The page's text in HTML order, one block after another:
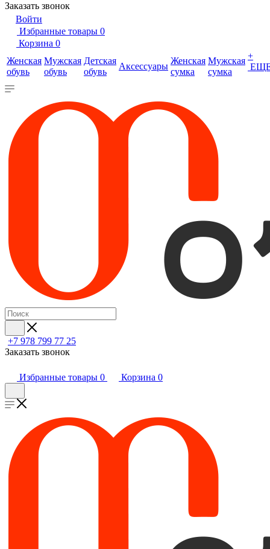
Заказать звонок
Войти
Избранные товары 0
Корзина 0
Женская
обувь
Мужская
обувь
Детская
обувь
Аксессуары
Женская
сумка
Мужская
сумка
+
+7 978 799 77 25
Заказать звонок
Избранные товары 0 Корзина 0